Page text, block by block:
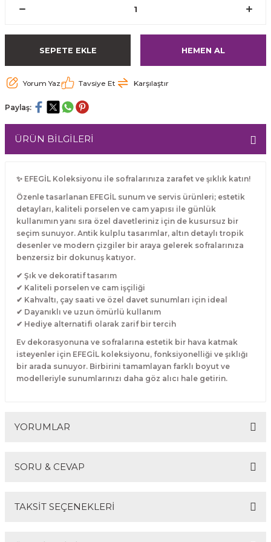
SEPETE EKLE HEMEN AL
Yorum Yaz Tavsiye Et Karşılaştır
Paylaş:
ÜRÜN BİLGİLERİ
✨ EFEGİL Koleksiyonu ile sofralarınıza zarafet ve şıklık katın!
Özenle tasarlanan EFEGİL sunum ve servis ürünleri; estetik
detayları, kaliteli porselen ve cam yapısı ile günlük
kullanımın yanı sıra özel davetleriniz için de kusursuz bir
seçim sunuyor. Antik kulplu tasarımlar, altın detaylı tropik
desenler ve modern çizgiler bir araya gelerek sofralarınıza
benzersiz bir dokunuş katıyor.
✔ Şık ve dekoratif tasarım
✔ Kaliteli porselen ve cam işçiliği
✔ Kahvaltı, çay saati ve özel davet sunumları için ideal
✔ Dayanıklı ve uzun ömürlü kullanım
✔ Hediye alternatifi olarak zarif bir tercih
Ev dekorasyonuna ve sofralarına estetik bir hava katmak
isteyenler için EFEGİL koleksiyonu, fonksiyonelliği ve şıklığı
bir arada sunuyor. Birbirini tamamlayan farklı boyut ve
modelleriyle sunumlarınızı daha göz alıcı hale getirin.
YORUMLAR
SORU & CEVAP
TAKSİT SEÇENEKLERİ